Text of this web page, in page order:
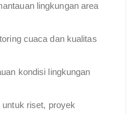
lingkungan area
cuaca dan kualitas
kondisi lingkungan
riset, proyek